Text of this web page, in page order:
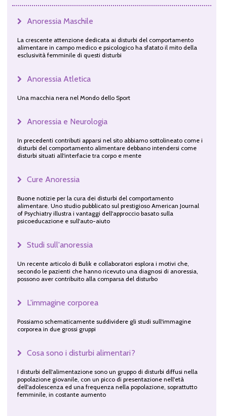
Anoressia Maschile
La crescente attenzione dedicata ai disturbi del comportamento
alimentare in campo medico e psicologico ha sfatato il mito della
esclusività femminile di questi disturbi
Anoressia Atletica
Una macchia nera nel Mondo dello Sport
Anoressia e Neurologia
In precedenti contributi apparsi nel sito abbiamo sottolineato come i
disturbi del comportamento alimentare debbano intendersi come
disturbi situati all'interfacie tra corpo e mente
Cure Anoressia
Buone notizie per la cura dei disturbi del comportamento
alimentare. Uno studio pubblicato sul prestigioso American Journal
of Psychiatry illustra i vantaggi dell'approccio basato sulla
psicoeducazione e sull'auto-aiuto
Studi sull'anoressia
Un recente articolo di Bulik e collaboratori esplora i motivi che,
secondo le pazienti che hanno ricevuto una diagnosi di anoressia,
possono aver contribuito alla comparsa del disturbo
L'immagine corporea
Possiamo schematicamente suddividere gli studi sull'immagine
corporea in due grossi gruppi
Cosa sono i disturbi alimentari?
I disturbi dell'alimentazione sono un gruppo di disturbi diffusi nella
popolazione giovanile, con un picco di presentazione nell'età
dell'adolescenza ed una frequenza nella popolazione, soprattutto
femminile, in costante aumento